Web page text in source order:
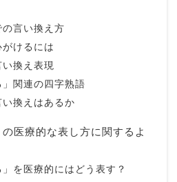
の言い換え方
けるには
換え表現
」関連の四字熟語
換えはあるか
の医療的な表し方に関するよ
」を医療的にはどう表す？